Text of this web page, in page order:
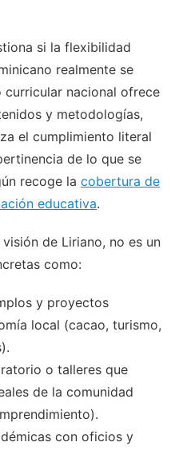
si la flexibilidad
realmente se
curricular nacional ofrece
y metodologías,
el cumplimiento literal
de lo que se
recoge la cobertura de
educativa.
de Liriano, no es un
como:
y proyectos
local (cacao, turismo,
o talleres que
de la comunidad
con oficios y